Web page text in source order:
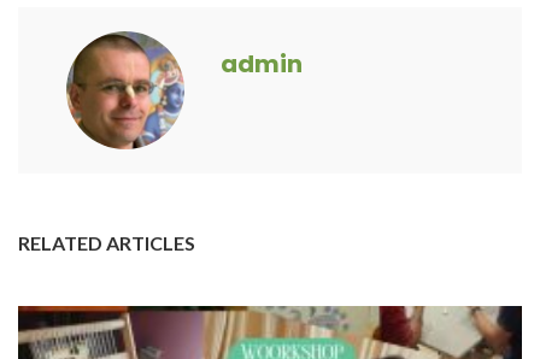
admin
RELATED ARTICLES